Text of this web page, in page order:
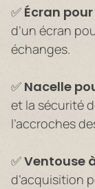
✅ Écran
d’un écran
échanges.
✅ Nacelle
et la sécurité
l’accroches
✅Ventouse
d’acquisition